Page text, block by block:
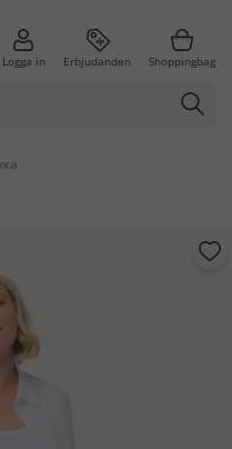
Logga in Erbjudanden Shoppingbag